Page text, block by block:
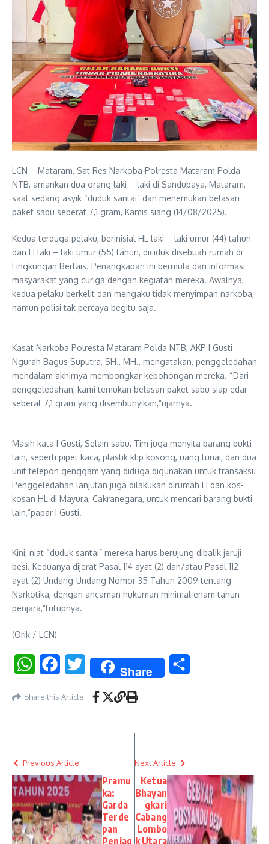
LCN – Mataram, Sat Res Narkoba Polresta Mataram Polda
NTB, amankan dua orang laki – laki di Sandubaya, Mataram,
saat sedang asyik “duduk santai” dan menemukan belasan
paket sabu seberat 7,1 gram, Kamis siang (14/08/2025).
​Kedua terduga pelaku, berinisial HL laki – laki umur (44) tahun
dan H laki – laki umur (55) tahun, diciduk disebuah rumah di
Lingkungan Bertais. Penangkapan ini bermula dari informasi
masyarakat yang curiga dengan kegiatan mereka. Awalnya,
kedua pelaku berkelit dan mengaku tidak menyimpan narkoba,
namun polisi tak percaya begitu saja.
Kasat Narkoba Polresta Mataram Polda NTB, AKP I Gusti
Ngurah Bagus Suputra, SH., MH., mengatakan, penggeledahan
mendalam akhirnya membongkar kebohongan mereka. “Dari
penggeledahan, kami temukan belasan paket sabu siap edar
seberat 7,1 gram yang disembunyikan,”ujarnya.
Masih kata I Gusti, Selain sabu, Tim juga menyita barang bukti
lain, seperti pipet kaca, plastik klip kosong, uang tunai, dan dua
unit telepon genggam yang diduga digunakan untuk transaksi.
Penggeledahan lanjutan juga dilakukan dirumah H dan kos-
kosan HL di Mayura, Cakranegara, untuk mencari barang bukti
lain,”papar I Gusti.
Kini, niat “duduk santai” mereka harus berujung dibalik jeruji
besi. Keduanya dijerat Pasal 114 ayat (2) dan/atau Pasal 112
ayat (2) Undang-Undang Nomor 35 Tahun 2009 tentang
Narkotika, dengan ancaman hukuman minimal enam tahun
penjara,”tutupnya.
(Orik / LCN)
WhatsAppFacebookTwitter Share
Share this Article
Previous Article
Pramu
ka:
Garda
Terde
pan
Penjag
Next Article
Ketua
Bhayan
gkari
Cabang
Lombo
k Utara